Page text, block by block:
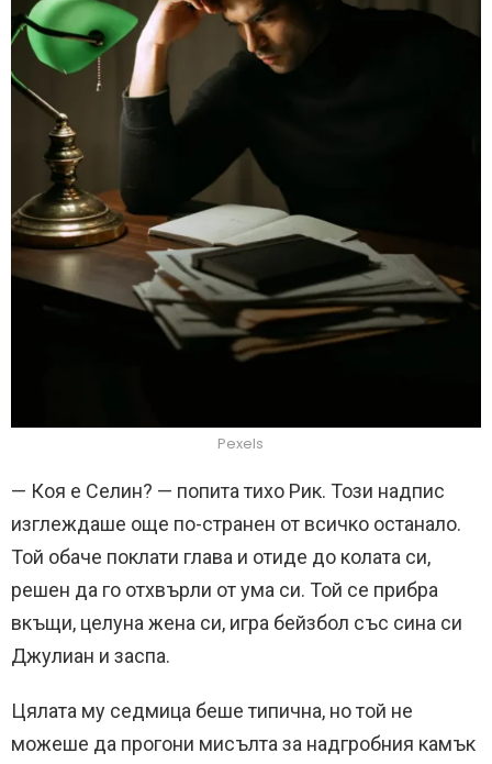
Pexels
— Коя е Селин? — попита тихо Рик. Този надпис
изглеждаше още по-странен от всичко останало.
Той обаче поклати глава и отиде до колата си,
решен да го отхвърли от ума си. Той се прибра
вкъщи, целуна жена си, игра бейзбол със сина си
Джулиан и заспа.
Цялата му седмица беше типична, но той не
можеше да прогони мисълта за надгробния камък